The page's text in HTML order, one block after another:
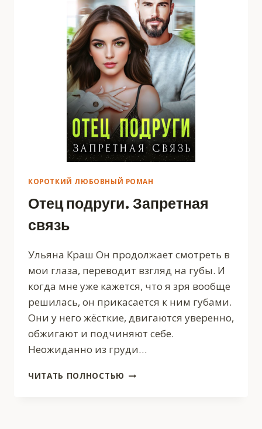
КОРОТКИЙ ЛЮБОВНЫЙ РОМАН
Отец подруги. Запретная
связь
Ульяна Краш Он продолжает смотреть в
мои глаза, переводит взгляд на губы. И
когда мне уже кажется, что я зря вообще
решилась, он прикасается к ним губами.
Они у него жёсткие, двигаются уверенно,
обжигают и подчиняют себе.
Неожиданно из груди…
ЧИТАТЬ ПОЛНОСТЬЮ ОТЕЦ